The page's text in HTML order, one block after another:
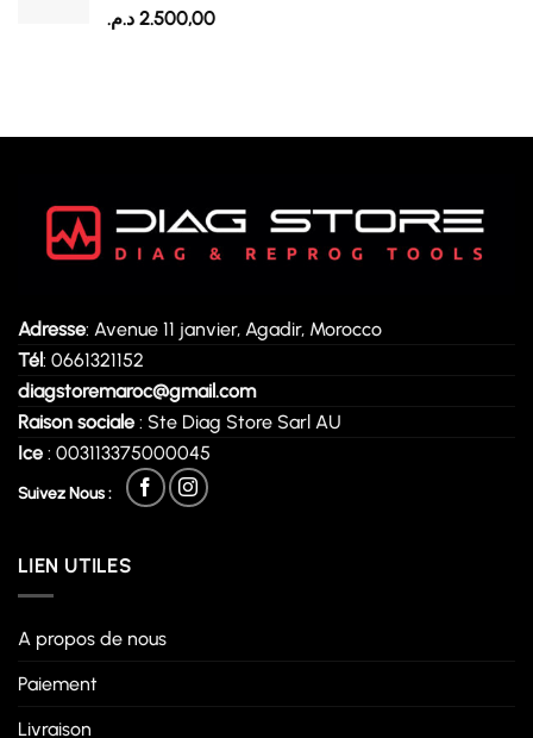
2.500,00 د.م.
Adresse: Avenue 11 janvier, Agadir, Morocco
Tél: 0661321152
diagstoremaroc@gmail.com
Raison sociale : Ste Diag Store Sarl AU
Ice : 003113375000045
Suivez Nous :
LIEN UTILES
A propos de nous
Paiement
Livraison